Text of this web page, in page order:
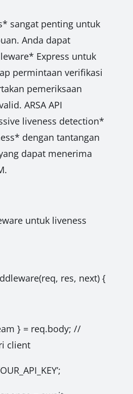
sangat penting untuk
Anda dapat
Express untuk
permintaan verifikasi
pemeriksaan
ARSA API
liveness detection*
dengan tantangan
dapat menerima
untuk liveness
res, next) {
} = req.body; //
client